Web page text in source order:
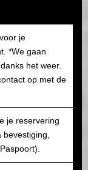
je
*We gaan
het weer.
op met de
je reservering
bevestiging,